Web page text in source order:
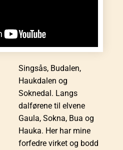
Singsås, Budalen,
Haukdalen og
Soknedal. Langs
dalførene til elvene
Gaula, Sokna, Bua og
Hauka. Her har mine
forfedre virket og bodd